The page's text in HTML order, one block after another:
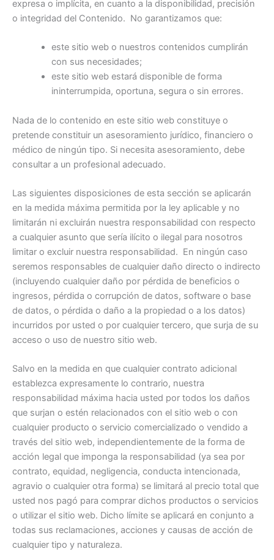
expresa o implícita, en cuanto a la disponibilidad, precisión
o integridad del Contenido. No garantizamos que:
este sitio web o nuestros contenidos cumplirán
con sus necesidades;
este sitio web estará disponible de forma
ininterrumpida, oportuna, segura o sin errores.
Nada de lo contenido en este sitio web constituye o
pretende constituir un asesoramiento jurídico, financiero o
médico de ningún tipo. Si necesita asesoramiento, debe
consultar a un profesional adecuado.
Las siguientes disposiciones de esta sección se aplicarán
en la medida máxima permitida por la ley aplicable y no
limitarán ni excluirán nuestra responsabilidad con respecto
a cualquier asunto que sería ilícito o ilegal para nosotros
limitar o excluir nuestra responsabilidad. En ningún caso
seremos responsables de cualquier daño directo o indirecto
(incluyendo cualquier daño por pérdida de beneficios o
ingresos, pérdida o corrupción de datos, software o base
de datos, o pérdida o daño a la propiedad o a los datos)
incurridos por usted o por cualquier tercero, que surja de su
acceso o uso de nuestro sitio web.
Salvo en la medida en que cualquier contrato adicional
establezca expresamente lo contrario, nuestra
responsabilidad máxima hacia usted por todos los daños
que surjan o estén relacionados con el sitio web o con
cualquier producto o servicio comercializado o vendido a
través del sitio web, independientemente de la forma de
acción legal que imponga la responsabilidad (ya sea por
contrato, equidad, negligencia, conducta intencionada,
agravio o cualquier otra forma) se limitará al precio total que
usted nos pagó para comprar dichos productos o servicios
o utilizar el sitio web. Dicho límite se aplicará en conjunto a
todas sus reclamaciones, acciones y causas de acción de
cualquier tipo y naturaleza.